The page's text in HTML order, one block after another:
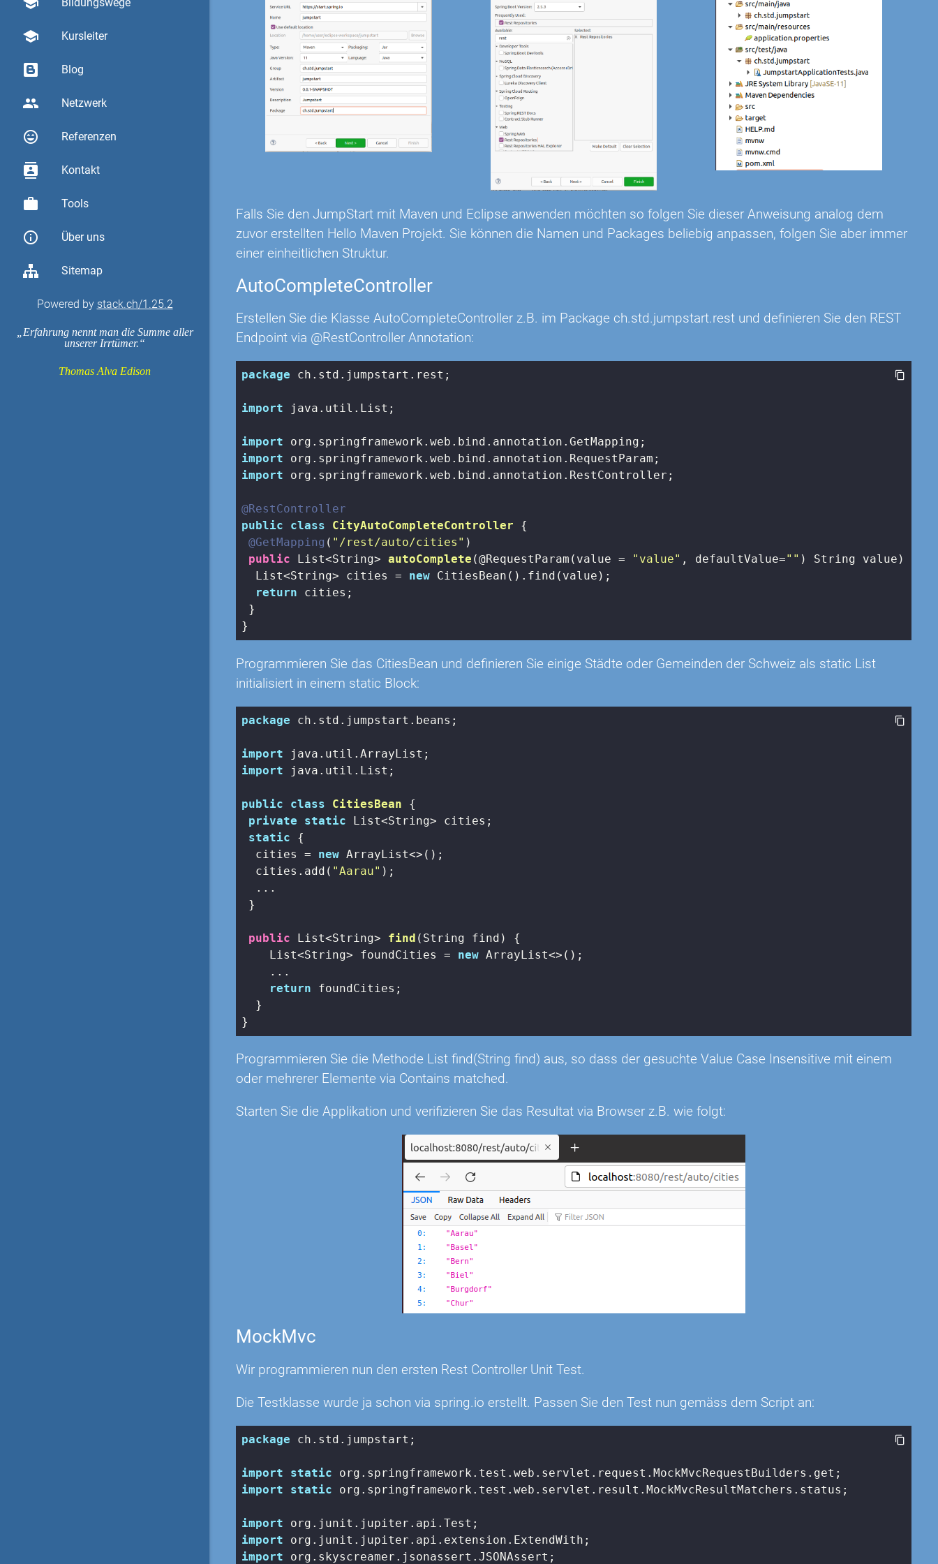
school Kursleiter
Blog
group Netzwerk
sentiment_very_satisfied Referenzen
contacts Kontakt
work Tools
info_outline Über uns
Sitemap
Powered by stack.ch/1.25.2
Erfahrung nennt man die Summe aller
unserer Irrtümer.
Thomas Alva Edison
Falls Sie den JumpStart mit Maven und Eclipse anwenden möchten so folgen Sie dieser Anweisung analog dem
zuvor erstellten Hello Maven Projekt. Sie können die Namen und Packages beliebig anpassen, folgen Sie aber immer
einer einheitlichen Struktur.
AutoCompleteController
Erstellen Sie die Klasse AutoCompleteController z.B. im Package ch.std.jumpstart.rest und definieren Sie den REST
Endpoint via @RestController Annotation:
package ch.std.jumpstart.rest;
import java.util.List;
import
import
import org.springframework.web.bind.annotation.RestController;
@RestController
public
class CityAutoCompleteController
{
@GetMapping ( "/rest/auto/cities" )
public List<String> autoComplete (@RequestParam(value = "value" , defaultValue="" ) String value)
  List<String> cities =
new CitiesBean().find(value);
return cities;
}
}
Programmieren Sie das CitiesBean und definieren Sie einige Städte oder Gemeinden der Schweiz als static List
initialisiert in einem static Block:
package ch.std.jumpstart.beans;
import
import java.util.List;
public class CitiesBean
{
private
static List<String> cities;
static {
  cities =
new ArrayList<>();
  cities.add(
"Aarau" );
  ...
}
public List<String> find (String find)
{
    List<String> foundCities =
new ArrayList<>();
    ...
return foundCities;
  }
}
Programmieren Sie die Methode List find(String find) aus, so dass der gesuchte Value Case Insensitive mit einem
oder mehrerer Elemente via Contains matched.
Starten Sie die Applikation und verifizieren Sie das Resultat via Browser z.B. wie folgt:
MockMvc
Wir programmieren nun den ersten Rest Controller Unit Test.
Die Testklasse wurde ja schon via spring.io erstellt. Passen Sie den Test nun gemäss dem Script an:
package ch.std.jumpstart;
import static
import
static org.springframework.test.web.servlet.result.MockMvcResultMatchers.status;
import
import
import